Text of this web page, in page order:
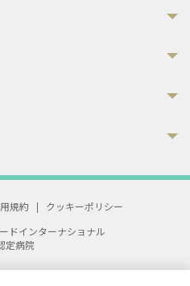
規約 |
クッキーポリシー
ドインターナショナル
定病院